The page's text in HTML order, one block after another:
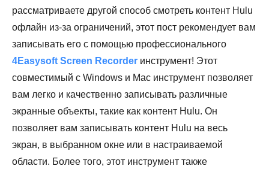
рассматриваете другой способ смотреть контент Hulu
офлайн из-за ограничений, этот пост рекомендует вам
записывать его с помощью профессионального
4Easysoft Screen Recorder инструмент! Этот
совместимый с Windows и Mac инструмент позволяет
вам легко и качественно записывать различные
экранные объекты, такие как контент Hulu. Он
позволяет вам записывать контент Hulu на весь
экран, в выбранном окне или в настраиваемой
области. Более того, этот инструмент также